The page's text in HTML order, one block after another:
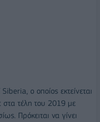
ο οποίος εκτείνεται
στα τέλη του 2019 με
Πρόκειται να γίνει